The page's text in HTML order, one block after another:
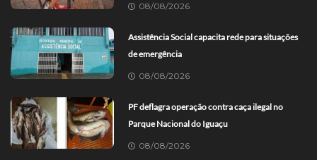
08/08/2026
Assistência Social capacita rede para situações
de emergência
08/08/2026
PF deflagra operação contra caça ilegal no
Parque Nacional do Iguaçu
08/08/2026